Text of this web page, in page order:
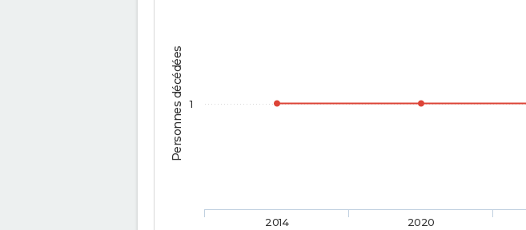
Personnes décédées
2014 2020
1